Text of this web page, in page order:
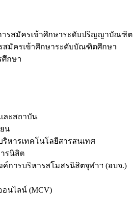
ารสมัครเข้าศึกษาระดับปริญญาบัณฑิต
สมัครเข้าศึกษาระดับบัณฑิตศึกษา
ศึกษา
ละสถาบัน
น
ริหารเทคโนโลยีสารสนเทศ
รนิสิต
ค์การบริหารสโมสรนิสิตจุฬาฯ (อบจ.)
อนไลน์ (MCV)